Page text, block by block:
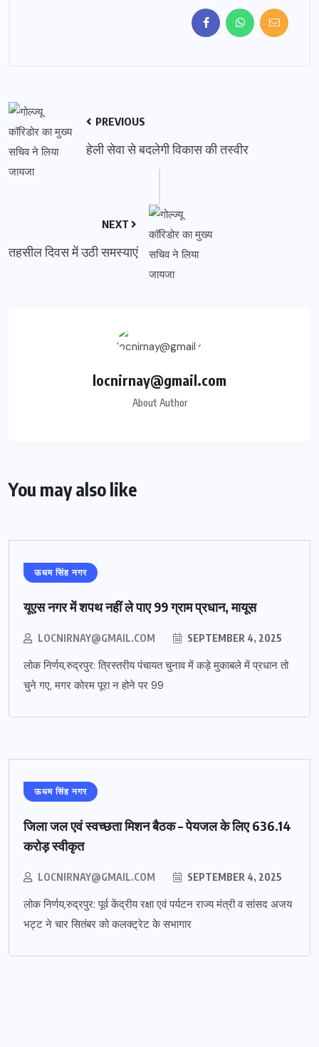
PREVIOUS
हेली सेवा से बदलेगी विकास की तस्वीर
NEXT
तहसील दिवस में उठी समस्याएं
locnirnay@gmail.com
About Author
You may also like
ऊधम सिंह नगर
यूएस नगर में शपथ नहीं ले पाए 99 ग्राम प्रधान, मायूस
LOCNIRNAY@GMAIL.COM SEPTEMBER 4, 2025
लोक निर्णय,रुद्रपुर: त्रिस्तरीय पंचायत चुनाव में कड़े मुकाबले में प्रधान तो
चुने गए, मगर कोरम पूरा न होने पर 99
ऊधम सिंह नगर
जिला जल एवं स्वच्छता मिशन बैठक – पेयजल के लिए 636.14
करोड़ स्वीकृत
LOCNIRNAY@GMAIL.COM SEPTEMBER 4, 2025
लोक निर्णय,रुद्रपुर: पूर्व केंद्रीय रक्षा एवं पर्यटन राज्य मंत्री व सांसद अजय
भट्ट ने चार सितंबर को कलक्ट्रेट के सभागार